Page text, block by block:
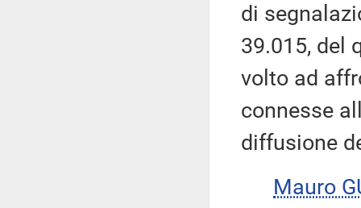
di
39.015, del
volto ad
connesse
diffusione
Mauro